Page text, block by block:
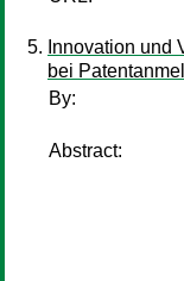
Innovation und
bei
By:
Abstract: